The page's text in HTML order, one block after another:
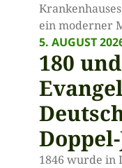
ein moderner
5. AUGUST
180
1846 wurde in